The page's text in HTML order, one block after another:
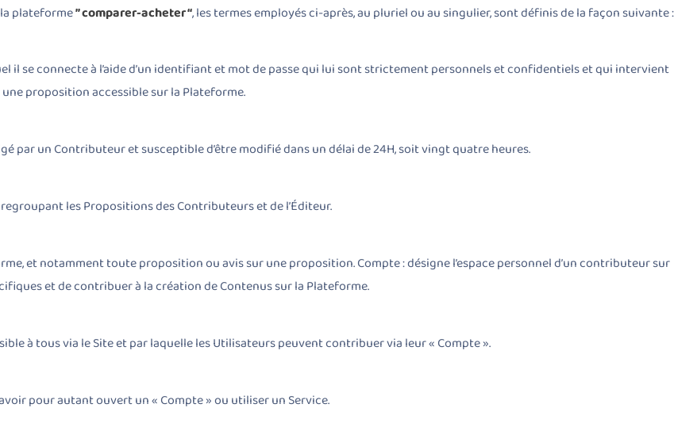
plateforme” comparer-acheter “, les termes employés ci-après, au pluriel ou au singulier, sont définis de la façon suivante :
il se connecte à l’aide d’un identifiant et mot de passe qui lui sont strictement personnels et confidentiels et qui intervient
proposition accessible sur la Plateforme.
par un Contributeur et susceptible d’être modifié dans un délai de 24H, soit vingt quatre heures.
les Propositions des Contributeurs et de l’Éditeur.
et notamment toute proposition ou avis sur une proposition. Compte : désigne l’espace personnel d’un contributeur sur
et de contribuer à la création de Contenus sur la Plateforme.
à tous via le Site et par laquelle les Utilisateurs peuvent contribuer via leur « Compte ».
pour autant ouvert un « Compte » ou utiliser un Service.